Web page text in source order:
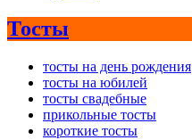
Тосты
тосты на день рождения
тосты на юбилей
тосты свадебные
прикольные тосты
короткие тосты